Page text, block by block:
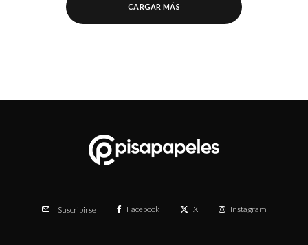
CARGAR MÁS
Suscribirse Facebook X Instagram